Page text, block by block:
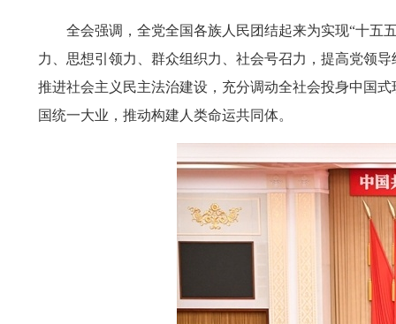
全会强调，全党全国各族人民团结起来为实现“十五
力、思想引领力、群众组织力、社会号召力，提高党领
推进社会主义民主法治建设，充分调动全社会投身中国
国统一大业，推动构建人类命运共同体。